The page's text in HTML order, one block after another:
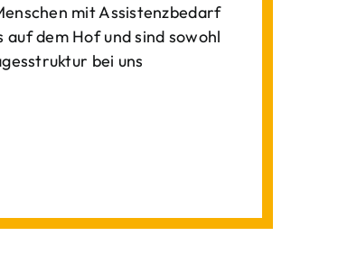
mit Assistenzbedarf
dem Hof und sind sowohl
bei uns